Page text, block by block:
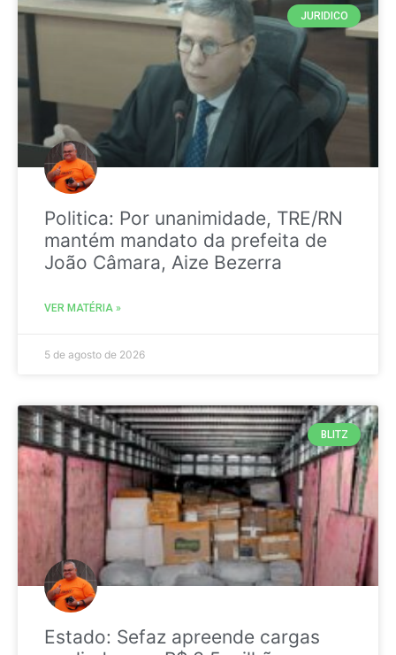
JURIDICO
Politica: Por unanimidade, TRE/RN
mantém mandato da prefeita de
João Câmara, Aize Bezerra
VER MATÉRIA »
5 de agosto de 2026
BLITZ
Estado: Sefaz apreende cargas